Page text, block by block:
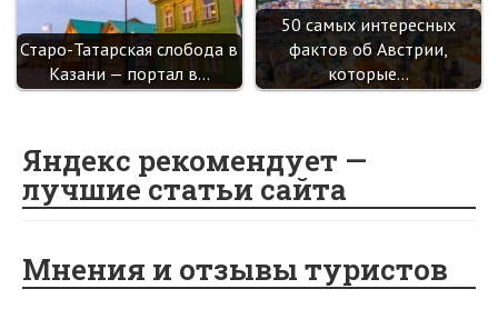
Старо-Татарская слобода в
Казани — портал в…
50 самых интересных
фактов об Австрии,
которые…
Яндекс рекомендует —
лучшие статьи сайта
Мнения и отзывы туристов